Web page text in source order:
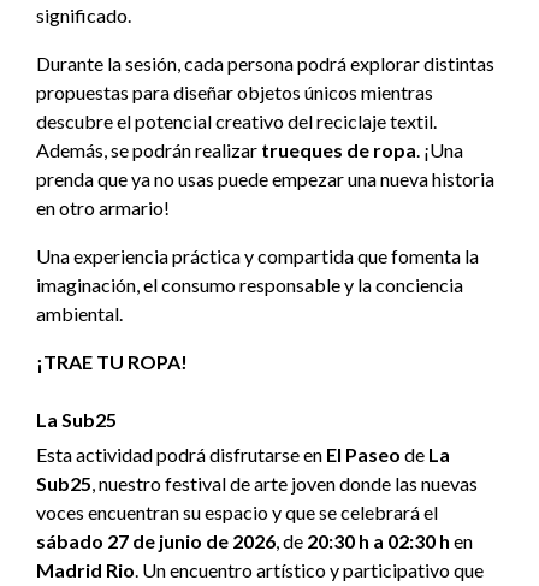
significado.
Durante la sesión, cada persona podrá explorar distintas
propuestas para diseñar objetos únicos mientras
descubre el potencial creativo del reciclaje textil.
Además, se podrán realizar trueques de ropa. ¡Una
prenda que ya no usas puede empezar una nueva historia
en otro armario!
Una experiencia práctica y compartida que fomenta la
imaginación, el consumo responsable y la conciencia
ambiental.
¡TRAE TU ROPA!
La Sub25
Esta actividad podrá disfrutarse en El Paseo de La
Sub25, nuestro festival de arte joven donde las nuevas
voces encuentran su espacio y que se celebrará el
sábado 27 de junio de 2026, de 20:30 h a 02:30 h en
Madrid Rio. Un encuentro artístico y participativo que